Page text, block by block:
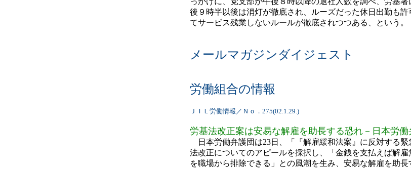
後９時半以後は消灯が徹底され、ルーズだった休日出勤も許
てサービス残業しないルールが徹底されつつある、という。
メールマガジンダイジェスト
労働組合の情報
ＪＩＬ労働情報／Ｎｏ．275(02.1.29.)
労基法改正案は安易な解雇を助長する恐れ－日本労働
日本労働弁護団は23日、「『解雇緩和法案』に反対する緊
法改正についてのアピールを採択し、「金銭を支払えば解
を職場から排除できる」との風潮を生み、安易な解雇を助長